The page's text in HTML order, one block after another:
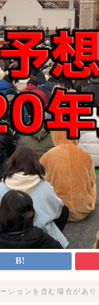
ションを含む場合があり